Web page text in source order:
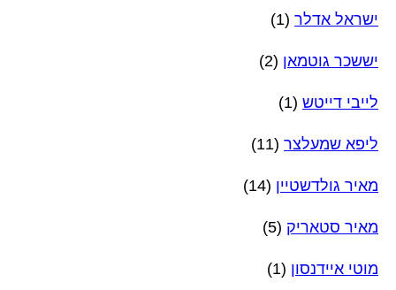
ישראל אדלר (1)
יששכר גוטמאן (2)
לייבי דייטש (1)
ליפא שמעלצר (11)
מאיר גולדשטיין (14)
מאיר סטאריק (5)
מוטי איידנסון (1)